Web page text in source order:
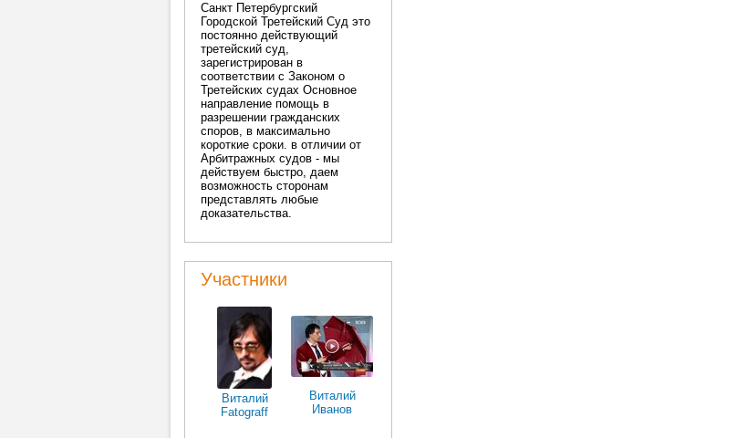
Санкт Петербургский
Городской Третейский Суд это
постоянно действующий
третейский суд,
зарегистрирован в
соответствии с Законом о
Третейских судах Основное
направление помощь в
разрешении гражданских
споров, в максимально
короткие сроки. в отличии от
Арбитражных судов - мы
действуем быстро, даем
возможность сторонам
представлять любые
доказательства.
Участники
Виталий
Fatograff
Виталий
Иванов